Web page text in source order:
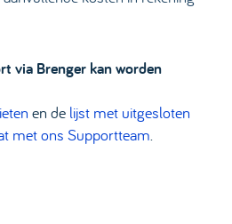
via Brenger kan worden
en de lijst met uitgesloten
met ons Supportteam.